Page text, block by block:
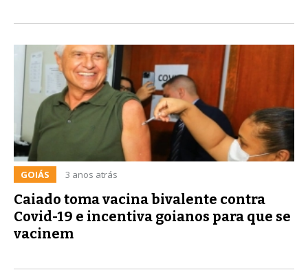
GOIÁS 3 anos atrás
Caiado toma vacina bivalente contra
Covid-19 e incentiva goianos para que se
vacinem